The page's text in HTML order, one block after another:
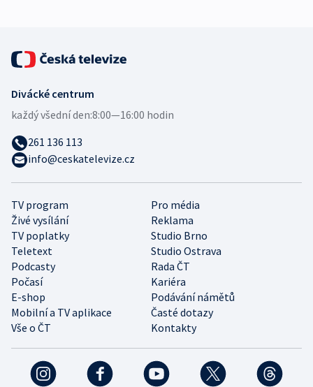
TV program
Pro média
Živé vysílání
Reklama
TV poplatky
Studio Brno
Teletext
Studio Ostrava
Podcasty
Rada ČT
Počasí
Kariéra
E-shop
Podávání námětů
Mobilní a TV aplikace
Časté dotazy
Vše o ČT
Kontakty
Divácké centrum
každý všední den:8:00—16:00 hodin
261 136 113
info@ceskatelevize.cz